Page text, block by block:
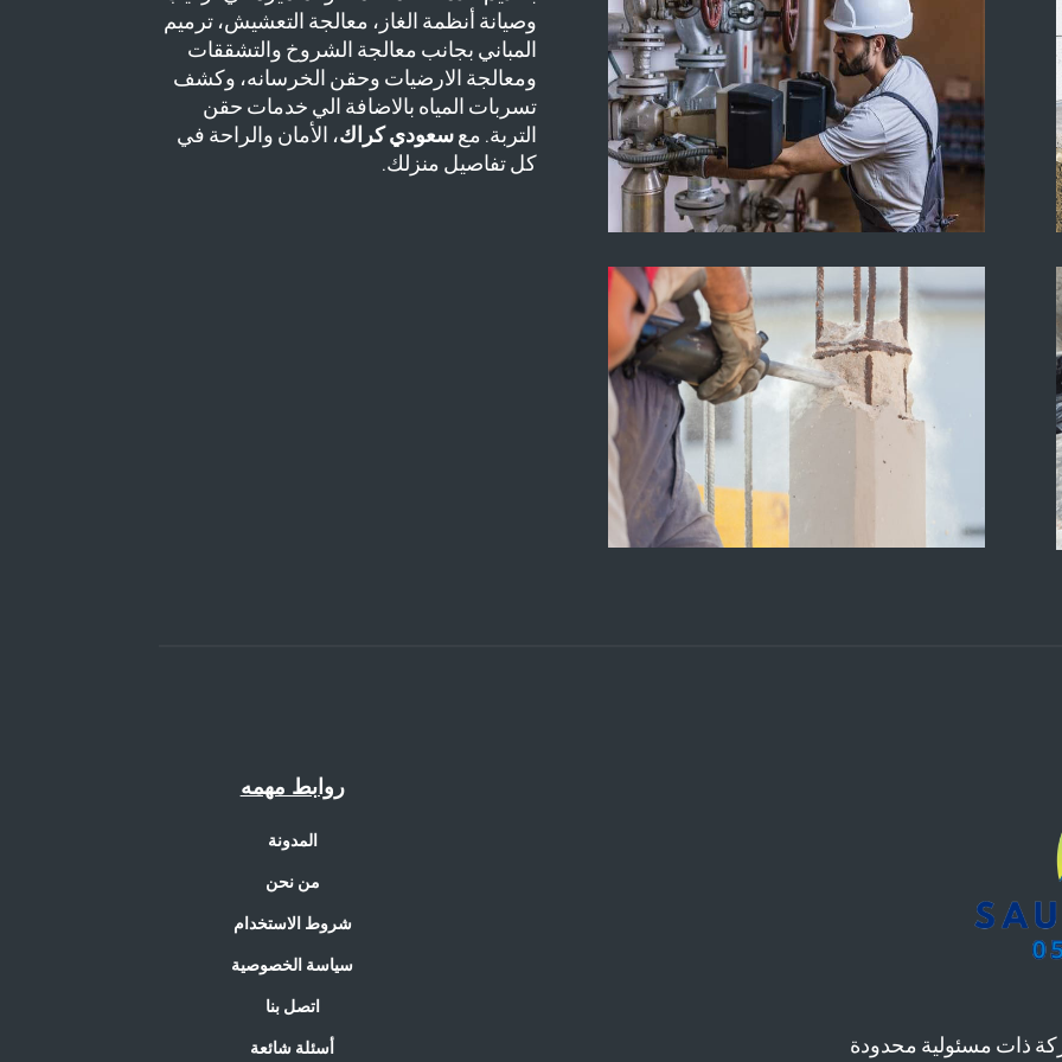
وصيانة أنظمة الغاز، معالجة التعشيش، ترميم
المباني بجانب معالجة الشروخ والتشققات
ومعالجة الارضيات وحقن الخرسانه، وكشف
تسربات المياه بالاضافة الي خدمات حقن
التربة. مع سعودي كراك، الأمان والراحة في
كل تفاصيل منزلك.
روابط مهمه
المدونة
من نحن
شروط الاستخدام
سياسة الخصوصية
اتصل بنا
أسئلة شائعة ذات مسئولية محدودة